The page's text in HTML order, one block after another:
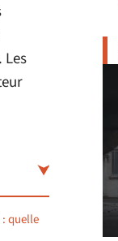
quelle